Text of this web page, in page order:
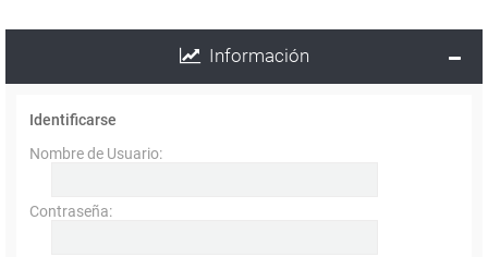
Información
Identificarse
Nombre de Usuario:
Contraseña: